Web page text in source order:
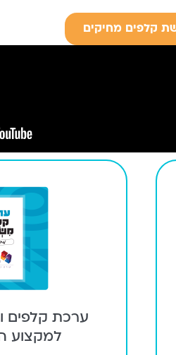
קלפים מחיקים
ערכת קלפים
למקצוע